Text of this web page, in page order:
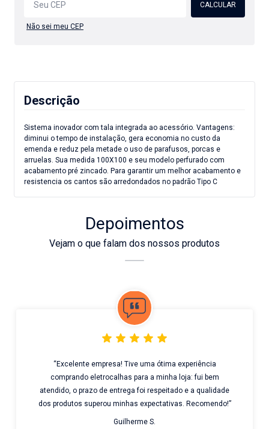
CALCULAR
Não sei meu CEP
Descrição
Sistema inovador com tala integrada ao acessório. Vantagens:
diminui o tempo de instalação, gera economia no custo da
emenda e reduz pela metade o uso de parafusos, porcas e
arruelas. Sua medida 100X100 e seu modelo perfurado com
acabamento pré zincado. Para garantir um melhor acabamento e
resistencia os cantos são arredondados no padrão Tipo C
Depoimentos
Vejam o que falam dos nossos produtos
“Excelente empresa! Tive uma ótima experiência
comprando eletrocalhas para a minha loja: fui bem
atendido, o prazo de entrega foi respeitado e a qualidade
dos produtos superou minhas expectativas. Recomendo!”
Guilherme S.